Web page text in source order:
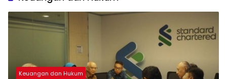
Keuangan dan Hukum